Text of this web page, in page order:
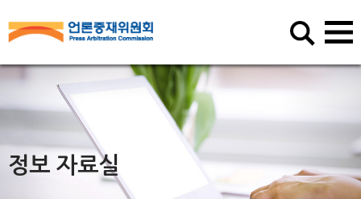
정보 자료실